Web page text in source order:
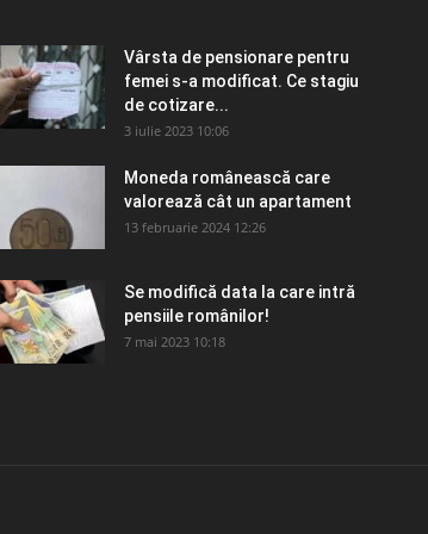
Vârsta de pensionare pentru
femei s-a modificat. Ce stagiu
de cotizare...
3 iulie 2023 10:06
Moneda românească care
valorează cât un apartament
13 februarie 2024 12:26
Se modifică data la care intră
pensiile românilor!
7 mai 2023 10:18